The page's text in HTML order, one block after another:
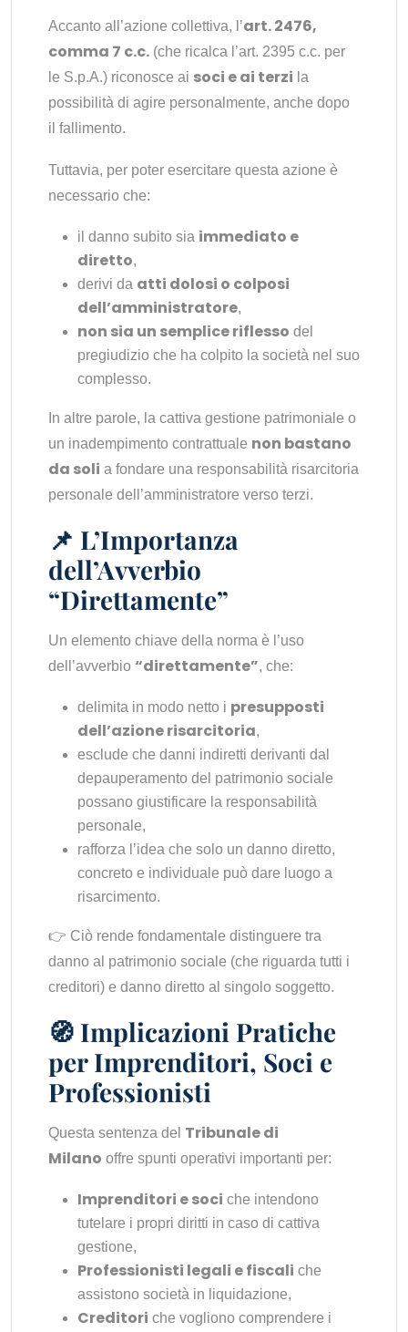
Accanto all’azione collettiva, l’art. 2476,
comma 7 c.c. (che ricalca l’art. 2395 c.c. per
le S.p.A.) riconosce ai soci e ai terzi la
possibilità di agire personalmente, anche dopo
il fallimento.
Tuttavia, per poter esercitare questa azione è
necessario che:
il danno subito sia immediato e
diretto,
derivi da atti dolosi o colposi
dell’amministratore,
non sia un semplice riflesso del
pregiudizio che ha colpito la società nel suo
complesso.
In altre parole, la cattiva gestione patrimoniale o
un inadempimento contrattuale non bastano
da soli a fondare una responsabilità risarcitoria
personale dell’amministratore verso terzi.
📌 L’Importanza
dell’Avverbio
“Direttamente”
Un elemento chiave della norma è l’uso
dell’avverbio “direttamente”, che:
delimita in modo netto i presupposti
dell’azione risarcitoria,
esclude che danni indiretti derivanti dal
depauperamento del patrimonio sociale
possano giustificare la responsabilità
personale,
rafforza l’idea che solo un danno diretto,
concreto e individuale può dare luogo a
risarcimento.
👉 Ciò rende fondamentale distinguere tra
danno al patrimonio sociale (che riguarda tutti i
creditori) e danno diretto al singolo soggetto.
🧭 Implicazioni Pratiche
per Imprenditori, Soci e
Professionisti
Questa sentenza del Tribunale di
Milano offre spunti operativi importanti per:
Imprenditori e soci che intendono
tutelare i propri diritti in caso di cattiva
gestione,
Professionisti legali e fiscali che
assistono società in liquidazione,
Creditori che vogliono comprendere i